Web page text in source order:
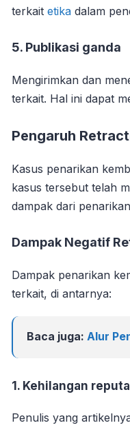
terkait etika dalam
5. Publikasi ganda
Mengirimkan dan
terkait. Hal ini dapat
Pengaruh
Kasus penarikan
kasus tersebut telah
dampak dari
Dampak Negatif
Dampak penarikan
terkait, di antarnya:
Baca juga: Alur
1. Kehilangan
Penulis yang